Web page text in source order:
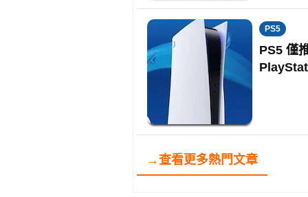
PS5
PS5 僅
→查看更多熱門文章